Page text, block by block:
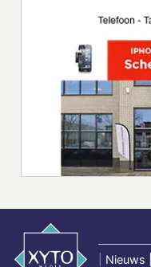
Nieuws